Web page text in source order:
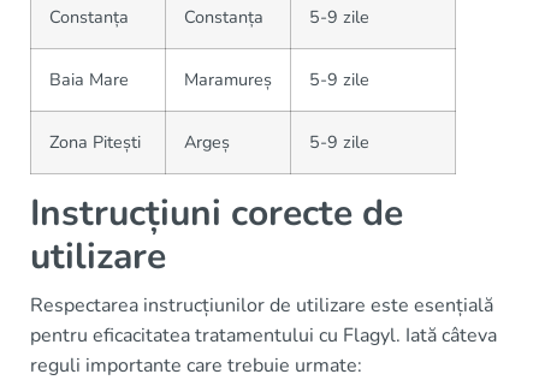
Constanța Constanța 5-9 zile
Baia Mare Maramureș 5-9 zile
Zona Pitești Argeș 5-9 zile
Instrucțiuni corecte de
utilizare
Respectarea instrucțiunilor de utilizare este esențială
pentru eficacitatea tratamentului cu Flagyl. Iată câteva
reguli importante care trebuie urmate: